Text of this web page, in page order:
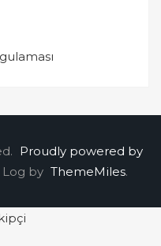
Proudly powered by
by ThemeMiles.